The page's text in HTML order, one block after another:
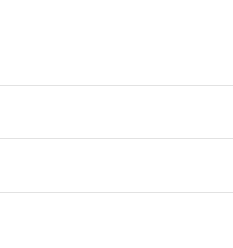
eine wesentliche Säule
zielen auf ein